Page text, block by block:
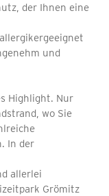
der Ihnen eine
und
Highlight. Nur
wo Sie
In der
allerlei
Grömitz